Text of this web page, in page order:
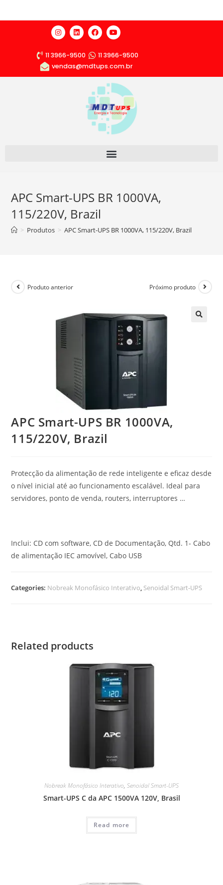
11 3966-9500
11 3966-9500
vendas@mdtups.com.br
APC Smart-UPS BR 1000VA,
115/220V, Brazil
> Produtos > APC Smart-UPS BR 1000VA, 115/220V, Brazil
Produto anterior Próximo produto
APC Smart-UPS BR 1000VA,
115/220V, Brazil
Protecção da alimentação de rede inteligente e eficaz desde
o nível inicial até ao funcionamento escalável. Ideal para
servidores, ponto de venda, routers, interruptores …
Inclui: CD com software, CD de Documentação, Qtd. 1- Cabo
de alimentação IEC amovível, Cabo USB
Categories: Nobreak Monofásico Interativo, Senoidal Smart-UPS
Related products
Nobreak Monofásico Interativo, Senoidal Smart-UPS
Smart-UPS C da APC 1500VA 120V, Brasil
Read more